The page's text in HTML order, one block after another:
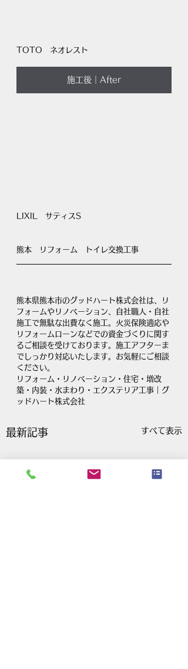
TOTO　ネオレスト
施工後｜After
LIXIL　サティスS
熊本　リフォーム　トイレ交換工事
熊本県熊本市のグッドハート株式会社は、リ
フォームやリノベーション、自社職人・自社
施工で無駄な出費なく施工。火災保険適応や
リフォームローンなどでの資金づくりに関す
るご相談を受けております。施工アフターま
でしっかり対応いたします。お気軽にご相談
ください。
リフォーム・リノベーション・住宅・増改
築・内装・水まわり・エクステリア工事｜グ
ッドハート株式会社
最新記事 すべて表示